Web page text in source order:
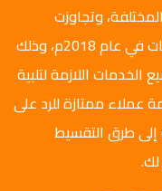
وتجاوزت
مجموعة الليثي أعلى مستوى من المبيعات في عام 2018م، وذلك
اللازمة لتلبية
عملاء ممتازة للرد على
إلى طرق التقسيط